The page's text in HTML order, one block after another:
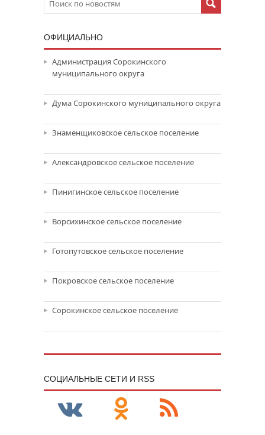
ОФИЦИАЛЬНО
Администрация Сорокинского
муниципального округа
Дума Сорокинского муниципального округа
Знаменщиковское сельское поселение
Александровское сельское поселение
Пинигинское сельское поселение
Ворсихинское сельское поселение
Готопутовское сельское поселение
Покровское сельское поселение
Сорокинское сельское поселение
CОЦИАЛЬНЫЕ СЕТИ И RSS